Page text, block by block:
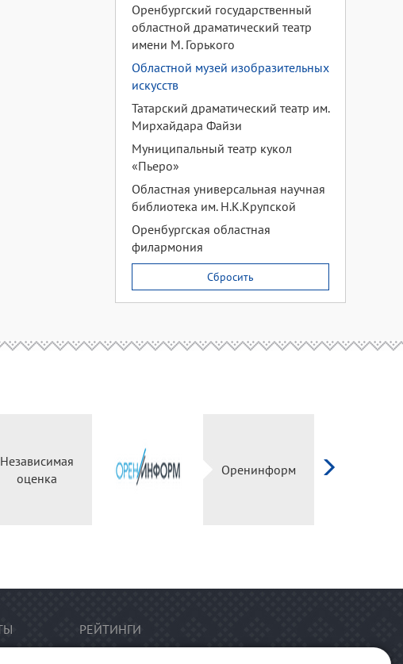
Оренбургский государственный
областной драматический театр
имени М. Горького
Областной музей изобразительных
искусств
Татарский драматический театр им.
Мирхайдара Файзи
Муниципальный театр кукол
«Пьеро»
Областная универсальная научная
библиотека им. Н.К.Крупской
Оренбургская областная
филармония
Сбросить
Независимая
оценка
Оренинформ
РЕЙТИНГИ